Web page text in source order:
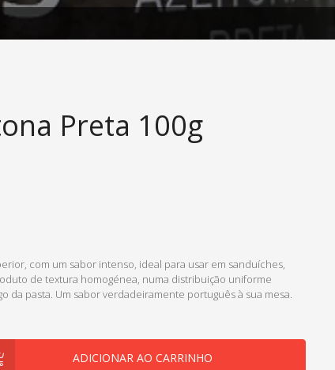
Preta 100g
com um sabor intenso, ideal para usar em sanduíches,
de textura homogénea, numa distribuição uniforme
da pasta. Um sabor verdadeiramente português à sua mesa.